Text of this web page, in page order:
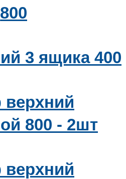
800
3 ящика 400
800 - 2шт